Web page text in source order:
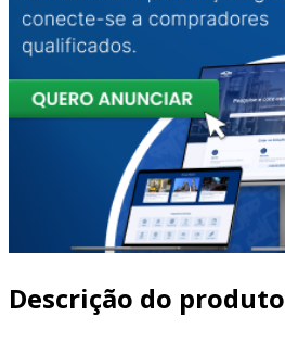
Descrição do produto